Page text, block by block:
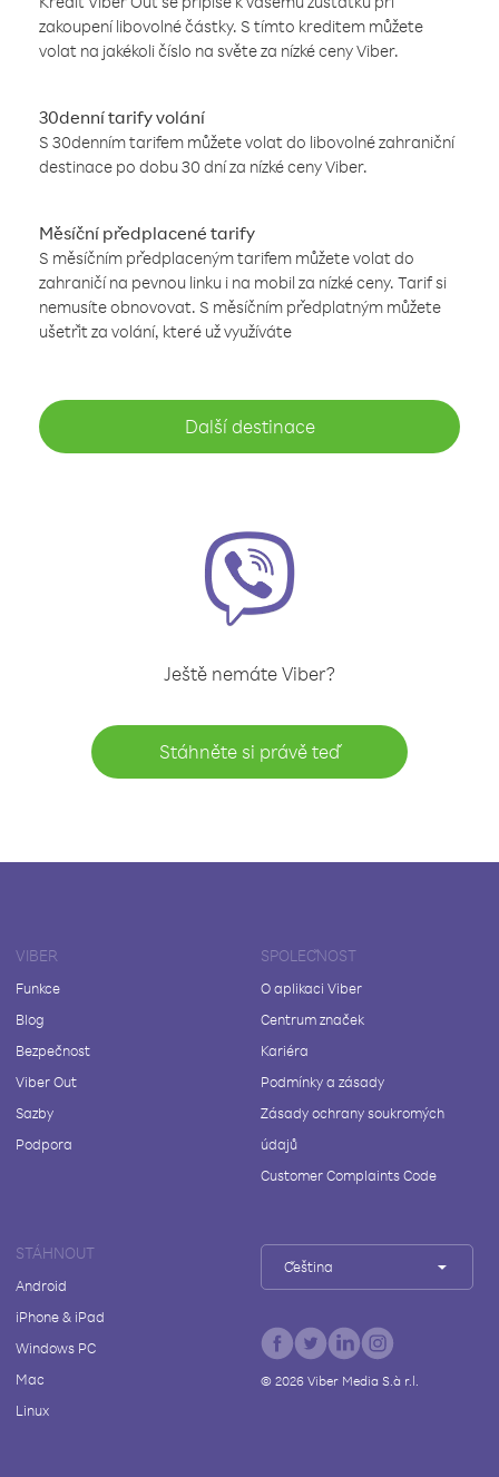
zakoupení libovolné částky. S tímto kreditem můžete
volat na jakékoli číslo na světe za nízké ceny Viber.
30denní tarify volání
S 30denním tarifem můžete volat do libovolné zahraniční
destinace po dobu 30 dní za nízké ceny Viber.
Měsíční předplacené tarify
S měsíčním předplaceným tarifem můžete volat do
zahraničí na pevnou linku i na mobil za nízké ceny. Tarif si
nemusíte obnovovat. S měsíčním předplatným můžete
ušetřit za volání, které už využíváte
Další destinace
Ještě nemáte Viber?
Stáhněte si právě teď
VIBER
Funkce
Blog
Bezpečnost
Viber Out
Sazby
Podpora
SPOLEČNOST
O aplikaci Viber
Centrum značek
Kariéra
Podmínky a zásady
Zásady ochrany soukromých
údajů
Customer Complaints Code
STÁHNOUT
Android
iPhone & iPad
Windows PC
Mac
Linux
Čeština
© 2026Viber Media S.à r.l.